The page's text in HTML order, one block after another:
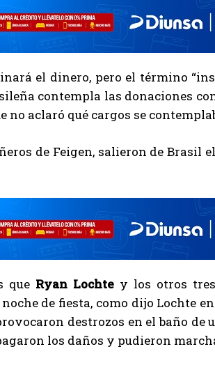
el dinero, pero el término
contempla las donaciones
no aclaró qué cargos se
de Feigen, salieron de Brasil
que Ryan Lochte y los otros
de fiesta, como dijo Lochte
destrozos en el baño
los daños y pudieron